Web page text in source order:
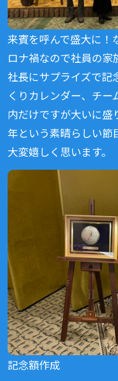
来賓を呼んで盛大に！
ロナ禍なので社員の家
社長にサプライズで記
くりカレンダー、チ
内だけですが大いに盛
年という素晴らしい節
大変嬉しく思います。
記念額作成